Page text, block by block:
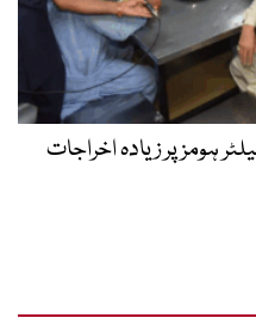
ہومز پر زیادہ اخراجات